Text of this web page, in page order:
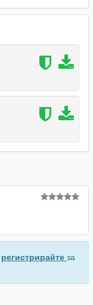
регистрирайте за